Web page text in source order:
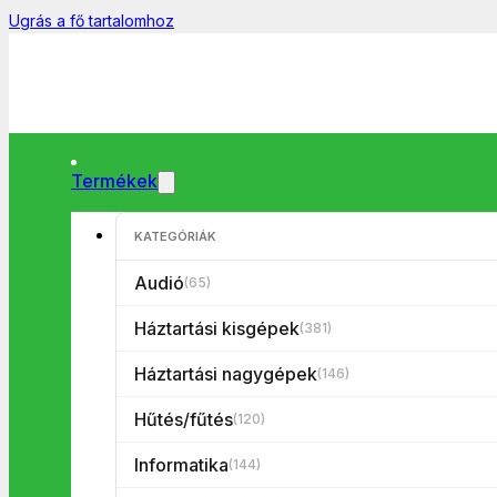
Ugrás a fő tartalomhoz
Termékek
KATEGÓRIÁK
Audió(65)
Háztartási kisgépek(381)
Háztartási nagygépek(146)
Hűtés/fűtés(120)
Informatika(144)